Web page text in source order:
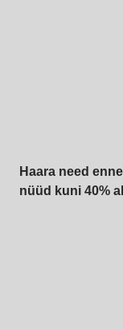
Haara need
nüüd kuni 40%